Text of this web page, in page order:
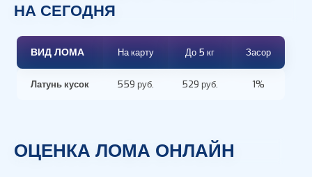
НА СЕГОДНЯ
ВИД ЛОМА На карту До 5 кг Засор
Латунь кусок 559 руб. 529 руб. 1%
ОЦЕНКА ЛОМА ОНЛАЙН